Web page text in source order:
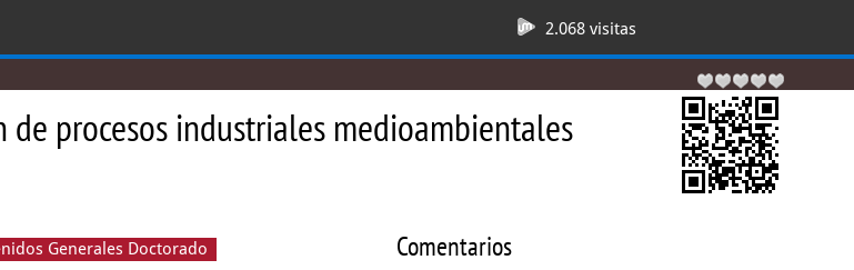
2.068 visitas
procesos industriales medioambientales
Generales Doctorado Comentarios